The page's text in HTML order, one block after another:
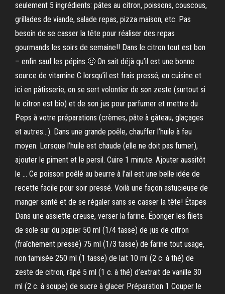
seulement 5 ingrédients: pâtes au citron, poissons, couscous,
grillades de viande, salade repas, pizza maison, etc. Pas
besoin de se casser la tête pour réaliser des repas
gourmands les soirs de semaine!! Dans le citron tout est bon
– enfin sauf les pépins 🙂 On sait déjà qu’il est une bonne
source de vitamine C lorsqu’il est frais pressé, en cuisine et
ici en pâtisserie, on se sert volontier de son zeste (surtout si
le citron est bio) et de son jus pour parfumer et mettre du
Peps à votre préparations (crèmes, pâte à gâteau, glaçages
et autres…). Dans une grande poêle, chauffer l’huile à feu
moyen. Lorsque l’huile est chaude (elle ne doit pas fumer),
ajouter le piment et le persil. Cuire 1 minute. Ajouter aussitôt
le … Ce poisson poêlé au beurre à l’ail est une belle idée de
recette facile pour soir pressé. Voilà une façon astucieuse de
manger santé et de se régaler sans se casser la tête! Étapes
Dans une assiette creuse, verser la farine. Éponger les filets
de sole sur du papier 50 ml (1/4 tasse) de jus de citron
(fraîchement pressé) 75 ml (1/3 tasse) de farine tout usage,
non tamisée 250 ml (1 tasse) de lait 10 ml (2 c. à thé) de
zeste de citron, râpé 5 ml (1 c. à thé) d’extrait de vanille 30
ml (2 c. à soupe) de sucre à glacer Préparation 1 Couper le